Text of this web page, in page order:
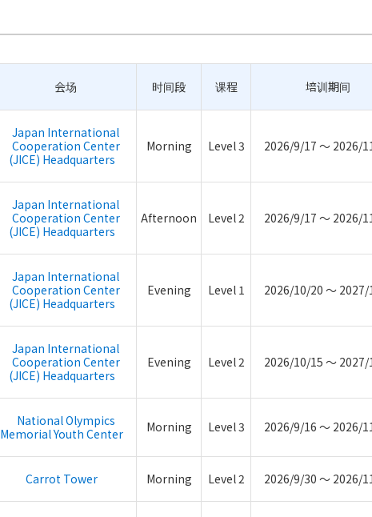
会场 时间段 课程 培训期间
Japan International
Cooperation Center
(JICE) Headquarters
Morning Level 3 2026/9/17 ～ 2026/
Japan International
Cooperation Center
(JICE) Headquarters
Afternoon Level 2 2026/9/17 ～ 2026/
Japan International
Cooperation Center
(JICE) Headquarters
Evening Level 1 2026/10/20 ～ 2027/
Japan International
Cooperation Center
(JICE) Headquarters
Evening Level 2 2026/10/15 ～
National Olympics
Memorial Youth Center
Morning Level 3 2026/9/16 ～ 2026/
Carrot Tower Morning Level 2 2026/9/30 ～ 2026/